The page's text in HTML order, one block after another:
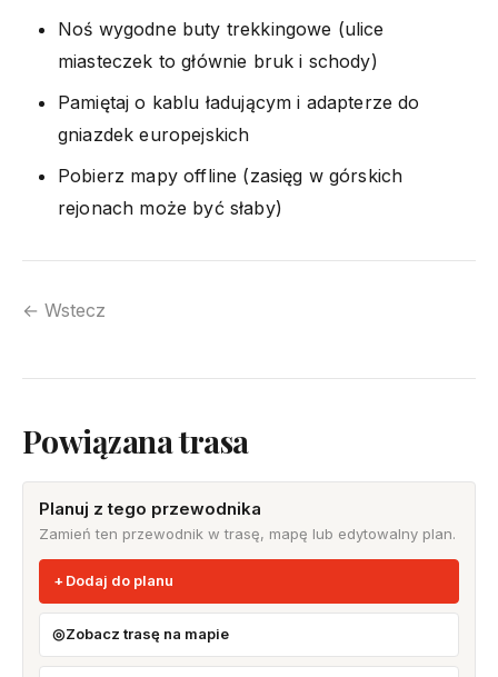
Noś wygodne buty trekkingowe (ulice
miasteczek to głównie bruk i schody)
Pamiętaj o kablu ładującym i adapterze do
gniazdek europejskich
Pobierz mapy offline (zasięg w górskich
rejonach może być słaby)
← Wstecz
Powiązana trasa
Planuj z tego przewodnika
Zamień ten przewodnik w trasę, mapę lub edytowalny plan.
Dodaj do planu
Zobacz trasę na mapie